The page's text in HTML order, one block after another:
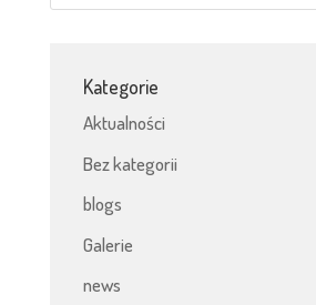
Kategorie
Aktualności
Bez kategorii
blogs
Galerie
news